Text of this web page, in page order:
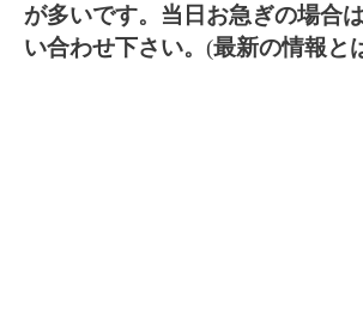
が多いです。当日お急ぎの場合
い合わせ下さい。 (最新の情報と